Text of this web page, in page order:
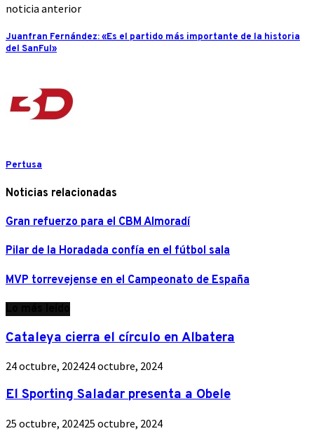
noticia anterior
Juanfran Fernández: «Es el partido más importante de la historia
del SanFul»
Pertusa
Noticias relacionadas
Gran refuerzo para el CBM Almoradí
Pilar de la Horadada confía en el fútbol sala
MVP torrevejense en el Campeonato de España
Cataleya cierra el círculo en Albatera
24 octubre, 202424 octubre, 2024
El Sporting Saladar presenta a Obele
25 octubre, 202425 octubre, 2024